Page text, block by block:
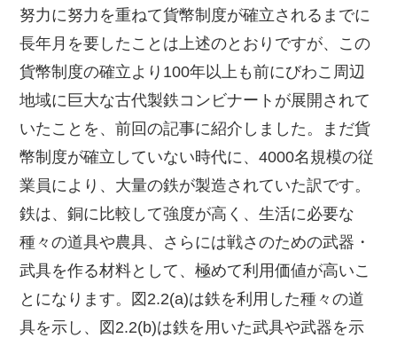
努力に努力を重ねて貨幣制度が確立されるまでに
長年月を要したことは上述のとおりですが、この
貨幣制度の確立より100年以上も前にびわこ周辺
地域に巨大な古代製鉄コンビナートが展開されて
いたことを、前回の記事に紹介しました。まだ貨
幣制度が確立していない時代に、4000名規模の従
業員により、大量の鉄が製造されていた訳です。
鉄は、銅に比較して強度が高く、生活に必要な
種々の道具や農具、さらには戦さのための武器・
武具を作る材料として、極めて利用価値が高いこ
とになります。図2.2(a)は鉄を利用した種々の道
具を示し、図2.2(b)は鉄を用いた武具や武器を示